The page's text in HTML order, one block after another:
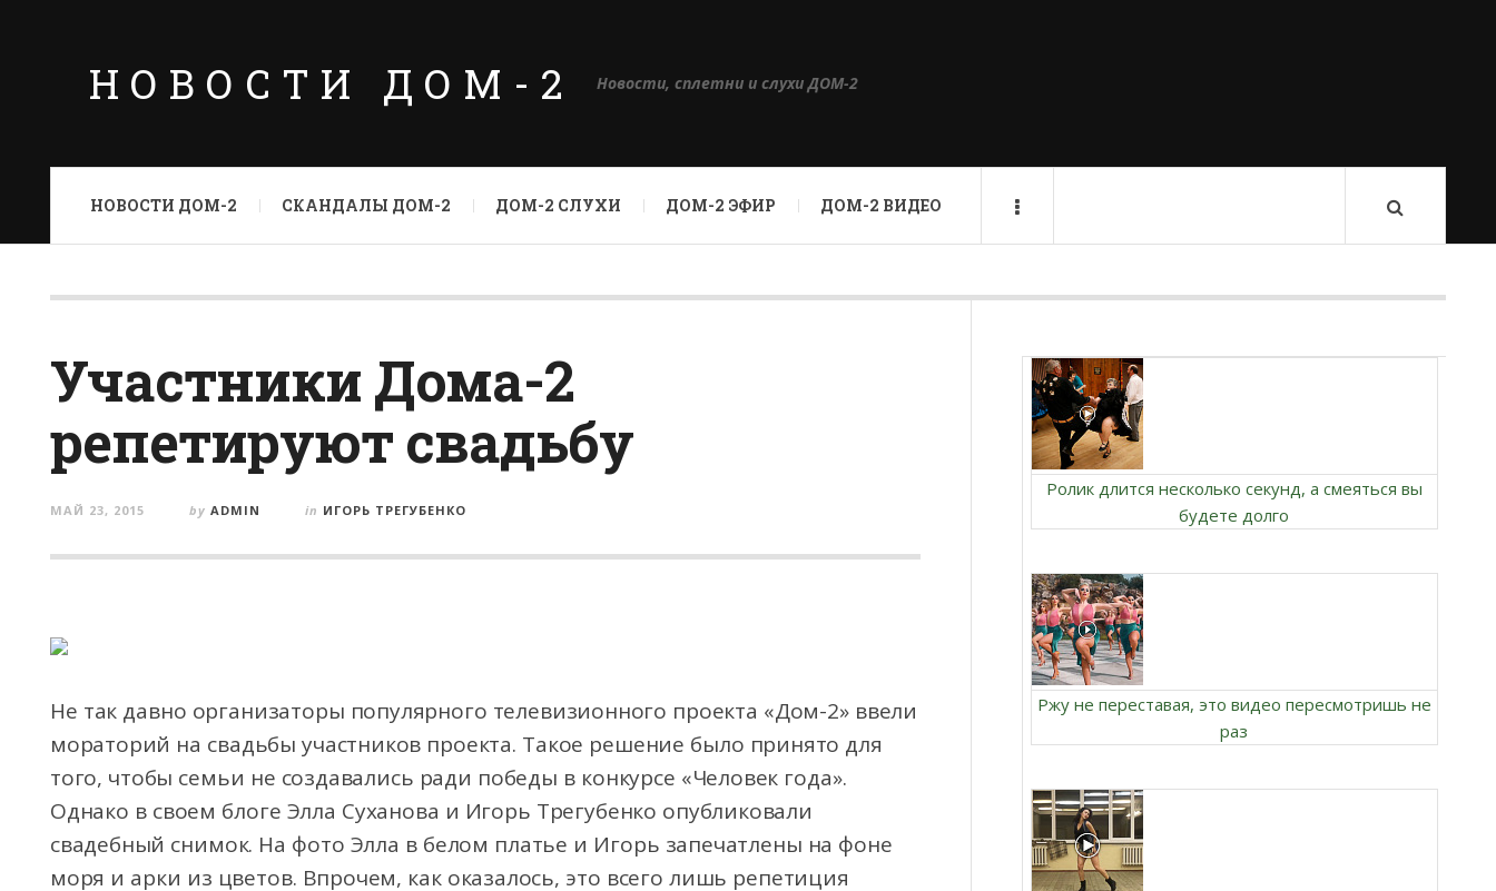
НОВОСТИ ДОМ-2 Новости, сплетни и слухи ДОМ-2
НОВОСТИ ДОМ-2 СКАНДАЛЫ ДОМ-2 ДОМ-2 СЛУХИ ДОМ-2 ЭФИР ДОМ-2 ВИДЕО
Участники Дома-2
репетируют свадьбу
МАЙ 23, 2015 by ADMIN in ИГОРЬ ТРЕГУБЕНКО
Не так давно организаторы популярного телевизионного проекта «Дом-2» ввели
мораторий на свадьбы участников проекта. Такое решение было принято для
того, чтобы семьи не создавались ради победы в конкурсе «Человек года».
Однако в своем блоге Элла Суханова и Игорь Трегубенко опубликовали
свадебный снимок. На фото Элла в белом платье и Игорь запечатлены на фоне
моря и арки из цветов. Впрочем, как оказалось, это всего лишь репетиция
Ролик длится несколько секунд, а смеяться вы
будете долго
Ржу не переставая, это видео пересмотришь не
раз